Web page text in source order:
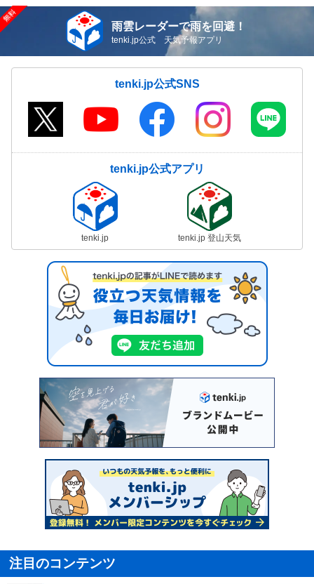
雨雲レーダーで雨を回避！
tenki.jp公式 天気予報アプリ
tenki.jp公式SNS
tenki.jp公式アプリ
tenki.jp tenki.jp 登山天気
注目のコンテンツ